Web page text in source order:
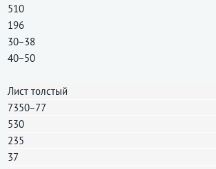
510
196
30−38
40−50
Лист толстый
7350−77
530
235
37